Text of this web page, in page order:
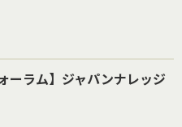
ーラム】ジャパンナレッジ